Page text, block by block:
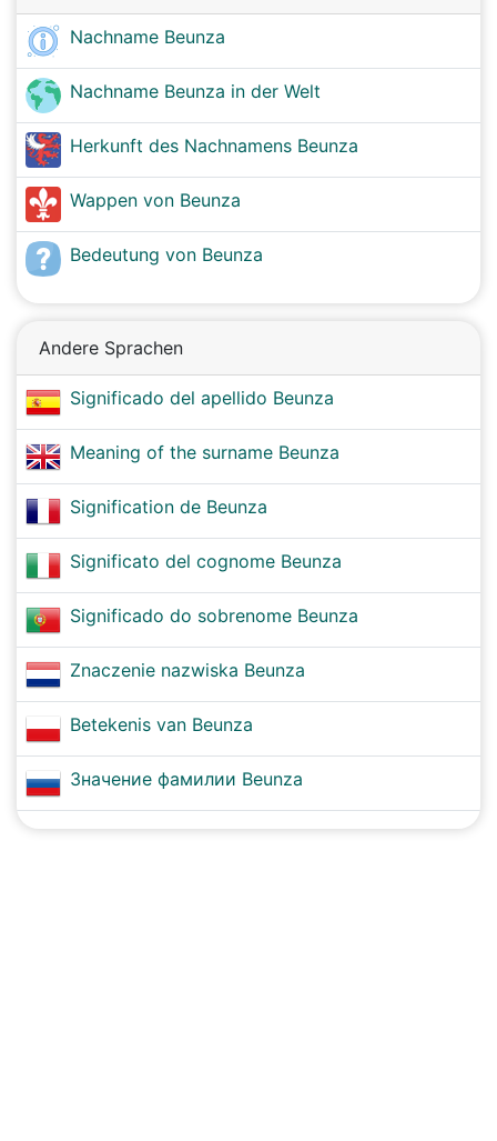
Nachname Beunza
Nachname Beunza in der Welt
Herkunft des Nachnamens Beunza
Wappen von Beunza
Bedeutung von Beunza
Andere Sprachen
Significado del apellido Beunza
Meaning of the surname Beunza
Signification de Beunza
Significato del cognome Beunza
Significado do sobrenome Beunza
Znaczenie nazwiska Beunza
Betekenis van Beunza
Значение фамилии Beunza